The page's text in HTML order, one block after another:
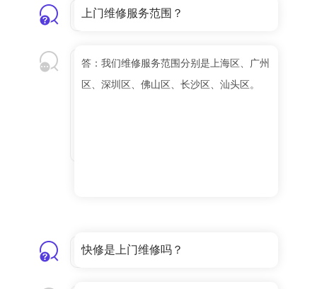
上门维修服务范围？
答：我们维修服务范围分别是上海区、广州
区、深圳区、佛山区、长沙区、汕头区。
快修是上门维修吗？